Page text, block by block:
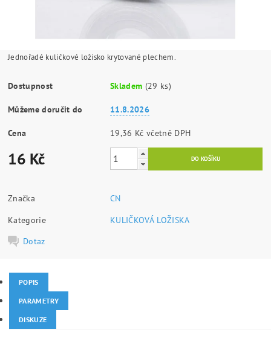
Jednořadé kuličkové ložisko krytované plechem.
Dostupnost Skladem (29 ks)
Můžeme doručit do 11.8.2026
Cena 19,36 Kč včetně DPH
16 Kč
Značka
CN
Kategorie
KULIČKOVÁ LOŽISKA
Dotaz
POPIS
PARAMETRY
DISKUZE